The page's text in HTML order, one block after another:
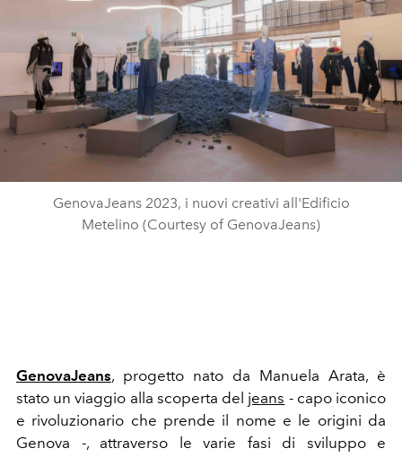
GenovaJeans 2023, i nuovi creativi all'Edificio
Metelino (Courtesy of GenovaJeans)
GenovaJeans, progetto nato da Manuela Arata, è
stato un viaggio alla scoperta del jeans - capo iconico
e rivoluzionario che prende il nome e le origini da
Genova -, attraverso le varie fasi di sviluppo e